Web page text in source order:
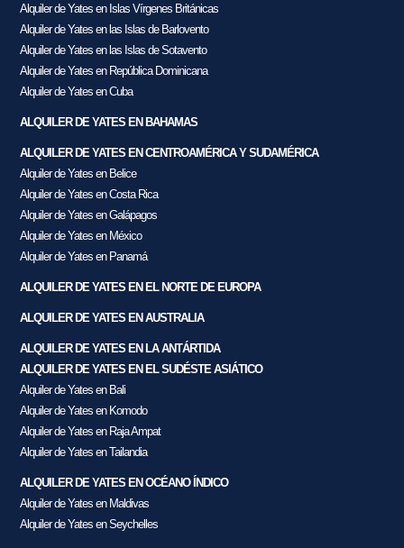
Alquiler de Yates en Islas Vírgenes Británicas
Alquiler de Yates en las Islas de Barlovento
Alquiler de Yates en las Islas de Sotavento
Alquiler de Yates en República Dominicana
Alquiler de Yates en Cuba
ALQUILER DE YATES EN BAHAMAS
ALQUILER DE YATES EN CENTROAMÉRICA Y SUDAMÉRICA
Alquiler de Yates en Belice
Alquiler de Yates en Costa Rica
Alquiler de Yates en Galápagos
Alquiler de Yates en México
Alquiler de Yates en Panamá
ALQUILER DE YATES EN EL NORTE DE EUROPA
ALQUILER DE YATES EN AUSTRALIA
ALQUILER DE YATES EN LA ANTÁRTIDA
ALQUILER DE YATES EN EL SUDÉSTE ASIÁTICO
Alquiler de Yates en Bali
Alquiler de Yates en Komodo
Alquiler de Yates en Raja Ampat
Alquiler de Yates en Tailandia
ALQUILER DE YATES EN OCÉANO ÍNDICO
Alquiler de Yates en Maldivas
Alquiler de Yates en Seychelles